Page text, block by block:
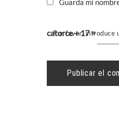
Por favor, introduce
catorce + 17 =